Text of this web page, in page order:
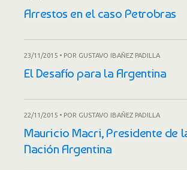
Arrestos en el caso Petrobras
23/11/2015 • POR GUSTAVO IBAÑEZ PADILLA
El Desafío para la Argentina
22/11/2015 • POR GUSTAVO IBAÑEZ PADILLA
Mauricio Macri, Presidente de
Nación Argentina